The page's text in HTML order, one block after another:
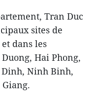
Tran Duc
sites de
dans les
Hai Phong,
Dinh, Ninh Binh,